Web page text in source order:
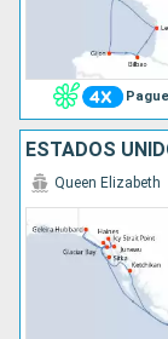
ESTADOS
Queen Elizabeth